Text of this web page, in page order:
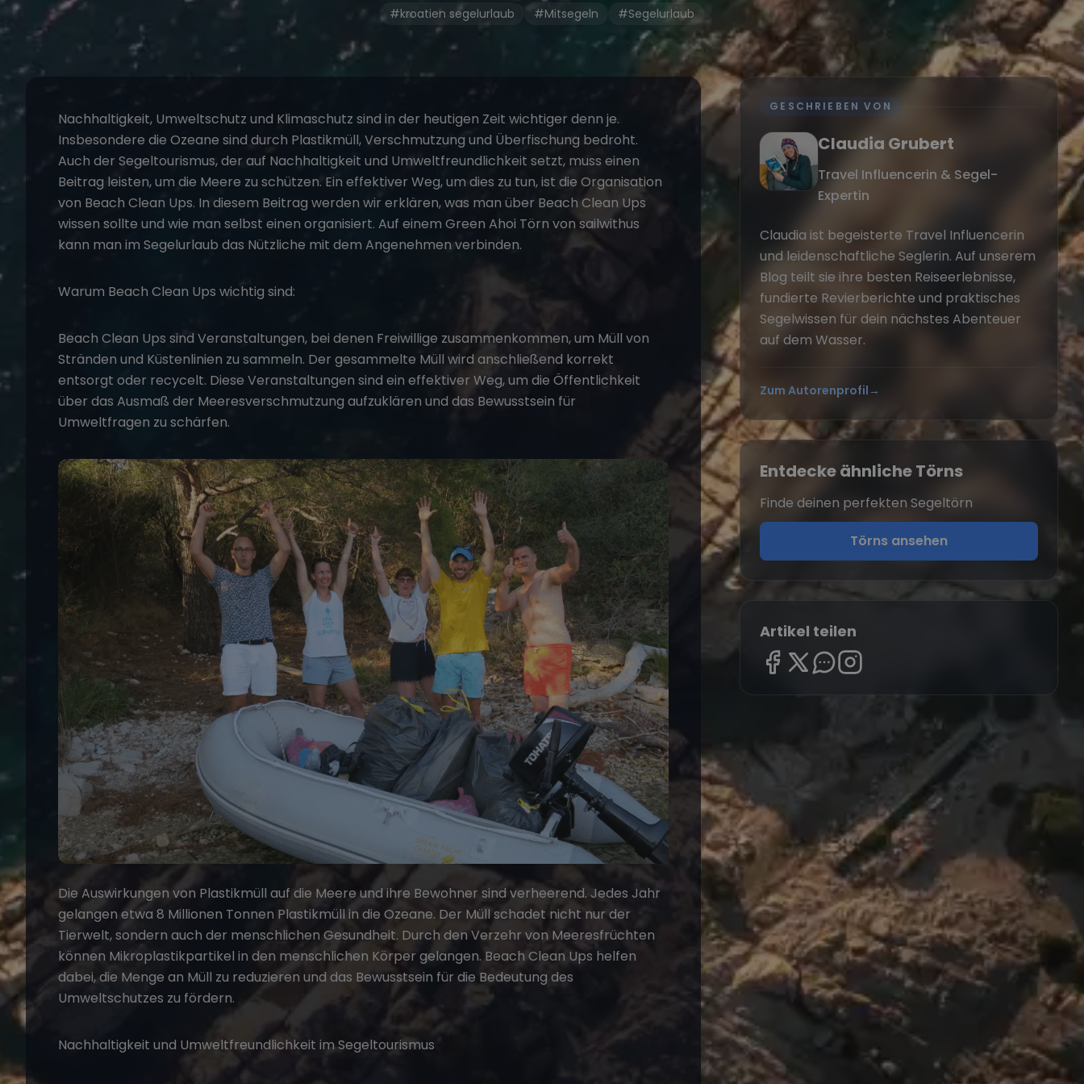
#kroatien segelurlaub #Mitsegeln #Segelurlaub
Nachhaltigkeit, Umweltschutz und Klimaschutz sind in der heutigen Zeit wichtiger denn je.
Insbesondere die Ozeane sind durch Plastikmüll, Verschmutzung und Überfischung bedroht.
Auch der Segeltourismus, der auf Nachhaltigkeit und Umweltfreundlichkeit setzt, muss einen
Beitrag leisten, um die Meere zu schützen. Ein effektiver Weg, um dies zu tun, ist die Organisation
von Beach Clean Ups. In diesem Beitrag werden wir erklären, was man über Beach Clean Ups
wissen sollte und wie man selbst einen organisiert. Auf einem Green Ahoi Törn von sailwithus
kann man im Segelurlaub das Nützliche mit dem Angenehmen verbinden.
Warum Beach Clean Ups wichtig sind:
Beach Clean Ups sind Veranstaltungen, bei denen Freiwillige zusammenkommen, um Müll von
Stränden und Küstenlinien zu sammeln. Der gesammelte Müll wird anschließend korrekt
entsorgt oder recycelt. Diese Veranstaltungen sind ein effektiver Weg, um die Öffentlichkeit
über das Ausmaß der Meeresverschmutzung aufzuklären und das Bewusstsein für
Umweltfragen zu schärfen.
Die Auswirkungen von Plastikmüll auf die Meere und ihre Bewohner sind verheerend. Jedes Jahr
gelangen etwa 8 Millionen Tonnen Plastikmüll in die Ozeane. Der Müll schadet nicht nur der
Tierwelt, sondern auch der menschlichen Gesundheit. Durch den Verzehr von Meeresfrüchten
können Mikroplastikpartikel in den menschlichen Körper gelangen. Beach Clean Ups helfen
dabei, die Menge an Müll zu reduzieren und das Bewusstsein für die Bedeutung des
Umweltschutzes zu fördern.
Nachhaltigkeit und Umweltfreundlichkeit im Segeltourismus
GESCHRIEBEN VON
Claudia Grubert
Travel Influencerin & Segel-
Expertin
Claudia ist begeisterte Travel Influencerin
und leidenschaftliche Seglerin. Auf unserem
Blog teilt sie ihre besten Reiseerlebnisse,
fundierte Revierberichte und praktisches
Segelwissen für dein nächstes Abenteuer
auf dem Wasser.
Zum Autorenprofil →
Entdecke ähnliche Törns
Finde deinen perfekten Segeltörn
Törns ansehen
Artikel teilen